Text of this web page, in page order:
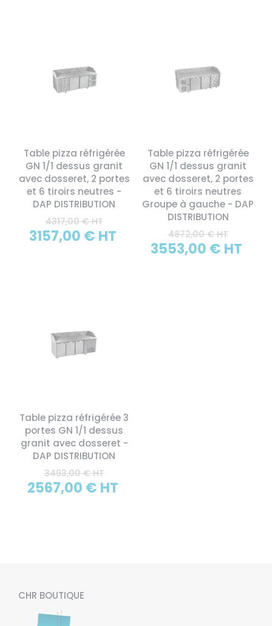
Table pizza réfrigérée
GN 1/1 dessus granit
avec dosseret, 2 portes
et 6 tiroirs neutres -
DAP DISTRIBUTION
4317,00 € HT
3157,00 € HT
Table pizza réfrigérée
GN 1/1 dessus granit
avec dosseret, 2 portes
et 6 tiroirs neutres
Groupe à gauche - DAP
DISTRIBUTION
4872,00 € HT
3553,00 € HT
Table pizza réfrigérée 3
portes GN 1/1 dessus
granit avec dosseret -
DAP DISTRIBUTION
3493,00 € HT
2567,00 € HT
CHR BOUTIQUE